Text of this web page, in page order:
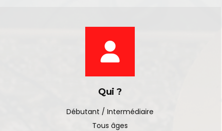
Qui ?
Débutant / Intermédiaire
Tous âges